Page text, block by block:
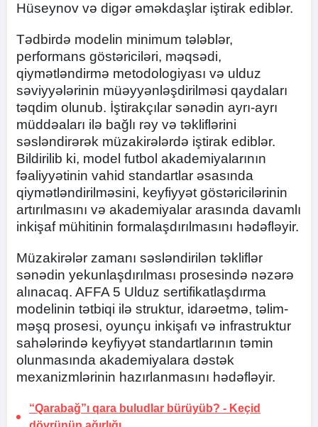
Hüseynov və digər əməkdaşlar iştirak ediblər.
Tədbirdə modelin minimum tələblər,
performans göstəriciləri, məqsədi,
qiymətləndirmə metodologiyası və ulduz
səviyyələrinin müəyyənləşdirilməsi qaydaları
təqdim olunub. İştirakçılar sənədin ayrı-ayrı
müddəaları ilə bağlı rəy və təkliflərini
səsləndirərək müzakirələrdə iştirak ediblər.
Bildirilib ki, model futbol akademiyalarının
fəaliyyətinin vahid standartlar əsasında
qiymətləndirilməsini, keyfiyyət göstəricilərinin
artırılmasını və akademiyalar arasında davamlı
inkişaf mühitinin formalaşdırılmasını hədəfləyir.
Müzakirələr zamanı səsləndirilən təkliflər
sənədin yekunlaşdırılması prosesində nəzərə
alınacaq. AFFA 5 Ulduz sertifikatlaşdırma
modelinin tətbiqi ilə struktur, idarəetmə, təlim-
məşq prosesi, oyunçu inkişafı və infrastruktur
sahələrində keyfiyyət standartlarının təmin
olunmasında akademiyalara dəstək
mexanizmlərinin hazırlanmasını hədəfləyir.
“Qarabağ”ı qara buludlar bürüyüb? - Keçid